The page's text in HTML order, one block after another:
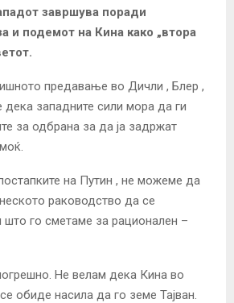
завршува поради
и подемот на Кина како „втора
предавање во Дичли , Блер ,
дека западните сили мора да ги
за одбрана за да ја задржат
на Путин , не можеме да
раководство да се
што го сметаме за рационален –
Не велам дека Кина во
обиде насила да го земе Тајван.